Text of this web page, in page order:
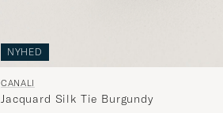
NYHED
CANALI
Jacquard Silk Tie Burgundy